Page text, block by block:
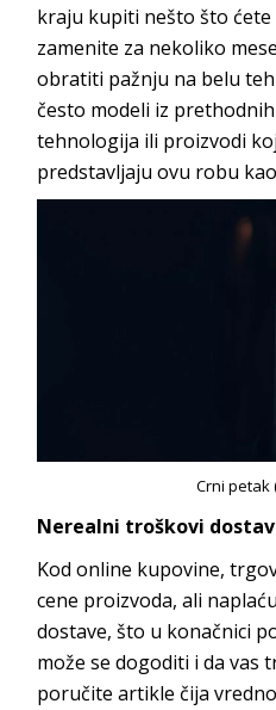
kraju kupiti nešto što
zamenite za nekoliko
obratiti pažnju na belu
često modeli iz
tehnologija ili proizvodi
predstavljaju ovu robu
Crni petak
Nerealni troškovi
Kod online kupovine,
cene proizvoda, ali
dostave, što u konačnici
može se dogoditi i da vas
poručite artikle čija